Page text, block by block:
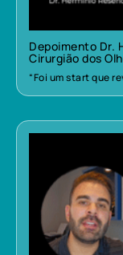
Depoimento Dr.
Cirurgião dos
“Foi um start que